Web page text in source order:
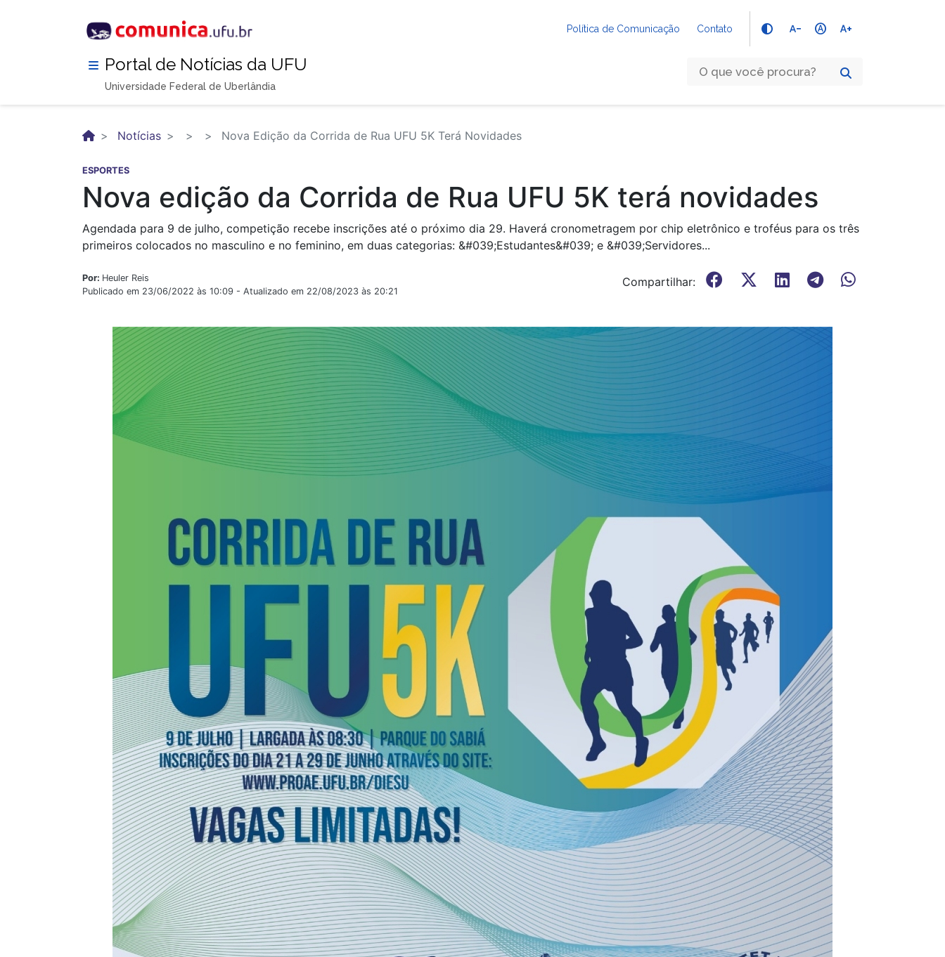
Política de Comunicação Contato text_decrease hdr_auto text_increase
Portal de Notícias da UFU
Universidade Federal de Uberlândia
Notícias Nova Edição da Corrida de Rua UFU 5K Terá Novidades
ESPORTES
Nova edição da Corrida de Rua UFU 5K terá novidades
Agendada para 9 de julho, competição recebe inscrições até o próximo dia 29. Haverá cronometragem por chip eletrônico e troféus para os três
primeiros colocados no masculino e no feminino, em duas categorias: &#039;Estudantes&#039; e &#039;Servidores...
Por: Heuler Reis
Publicado em 23/06/2022 às 10:09 - Atualizado em 22/08/2023 às 20:21
Compartilhar: